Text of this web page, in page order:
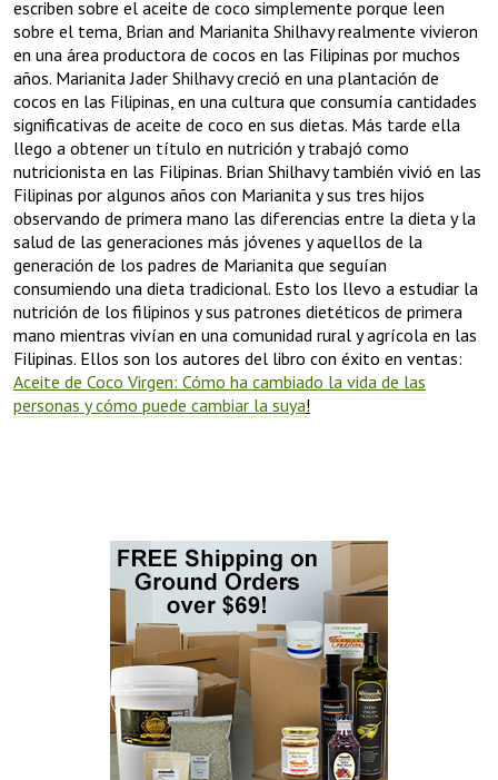
escriben sobre el aceite de coco simplemente porque leen
sobre el tema, Brian and Marianita Shilhavy realmente vivieron
en una área productora de cocos en las Filipinas por muchos
años. Marianita Jader Shilhavy creció en una plantación de
cocos en las Filipinas, en una cultura que consumía cantidades
significativas de aceite de coco en sus dietas. Más tarde ella
llego a obtener un título en nutrición y trabajó como
nutricionista en las Filipinas. Brian Shilhavy también vivió en las
Filipinas por algunos años con Marianita y sus tres hijos
observando de primera mano las diferencias entre la dieta y la
salud de las generaciones más jóvenes y aquellos de la
generación de los padres de Marianita que seguían
consumiendo una dieta tradicional. Esto los llevo a estudiar la
nutrición de los filipinos y sus patrones dietéticos de primera
mano mientras vivían en una comunidad rural y agrícola en las
Filipinas. Ellos son los autores del libro con éxito en ventas:
Aceite de Coco Virgen: Cómo ha cambiado la vida de las
personas y cómo puede cambiar la suya!